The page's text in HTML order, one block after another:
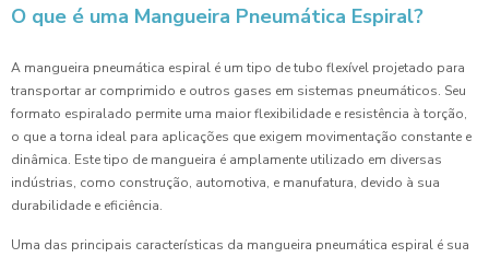
O que é uma Mangueira Pneumática Espiral?
A mangueira pneumática espiral é um tipo de tubo flexível projetado para
transportar ar comprimido e outros gases em sistemas pneumáticos. Seu
formato espiralado permite uma maior flexibilidade e resistência à torção,
o que a torna ideal para aplicações que exigem movimentação constante e
dinâmica. Este tipo de mangueira é amplamente utilizado em diversas
indústrias, como construção, automotiva, e manufatura, devido à sua
durabilidade e eficiência.
Uma das principais características da mangueira pneumática espiral é sua